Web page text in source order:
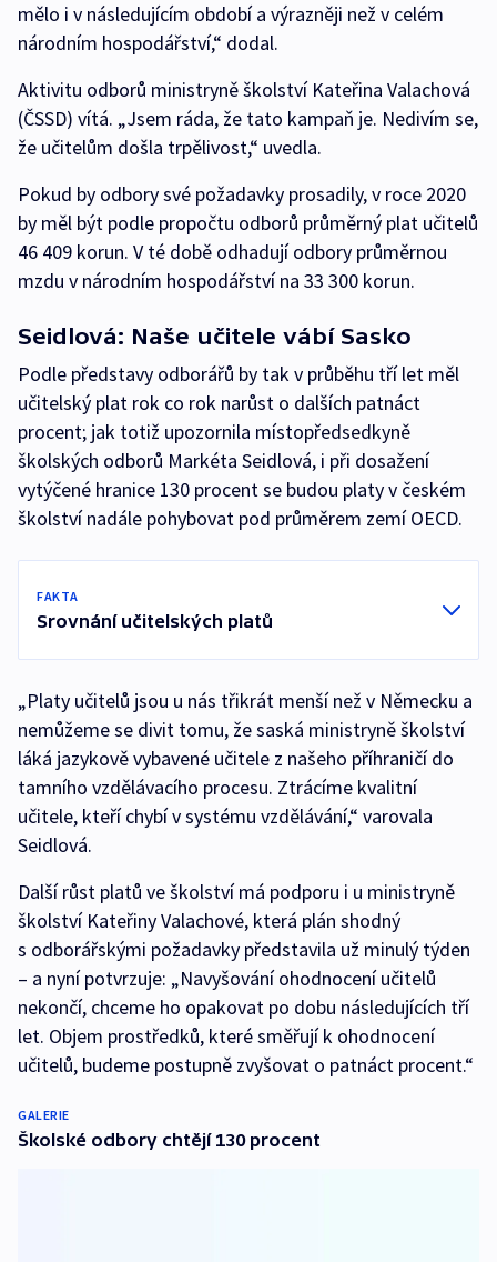
mělo i v následujícím období a výrazněji než v celém
národním hospodářství,“ dodal.
Aktivitu odborů ministryně školství Kateřina Valachová
(ČSSD) vítá. „Jsem ráda, že tato kampaň je. Nedivím se,
že učitelům došla trpělivost,“ uvedla.
Pokud by odbory své požadavky prosadily, v roce 2020
by měl být podle propočtu odborů průměrný plat učitelů
46 409 korun. V té době odhadují odbory průměrnou
mzdu v národním hospodářství na 33 300 korun.
Seidlová: Naše učitele vábí Sasko
Podle představy odborářů by tak v průběhu tří let měl
učitelský plat rok co rok narůst o dalších patnáct
procent; jak totiž upozornila místopředsedkyně
školských odborů Markéta Seidlová, i při dosažení
vytýčené hranice 130 procent se budou platy v českém
školství nadále pohybovat pod průměrem zemí OECD.
FAKTA
Srovnání učitelských platů
„Platy učitelů jsou u nás třikrát menší než v Německu a
nemůžeme se divit tomu, že saská ministryně školství
láká jazykově vybavené učitele z našeho příhraničí do
tamního vzdělávacího procesu. Ztrácíme kvalitní
učitele, kteří chybí v systému vzdělávání,“ varovala
Seidlová.
Další růst platů ve školství má podporu i u ministryně
školství Kateřiny Valachové, která plán shodný
s odborářskými požadavky představila už minulý týden
– a nyní potvrzuje: „Navyšování ohodnocení učitelů
nekončí, chceme ho opakovat po dobu následujících tří
let. Objem prostředků, které směřují k ohodnocení
učitelů, budeme postupně zvyšovat o patnáct procent.“
GALERIE
Školské odbory chtějí 130 procent